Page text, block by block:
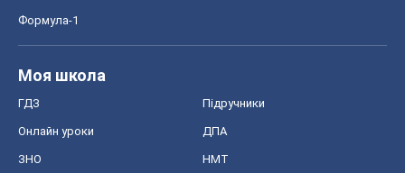
Формула-1
Моя школа
ГДЗ Підручники
Онлайн уроки ДПА
ЗНО НМТ